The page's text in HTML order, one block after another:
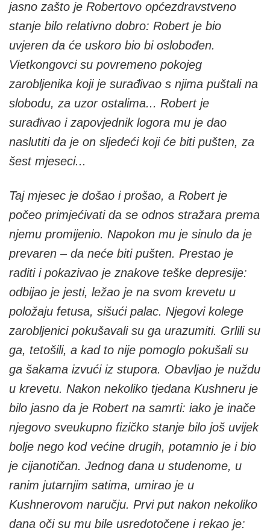
jasno zašto je Robertovo općezdravstveno
stanje bilo relativno dobro: Robert je bio
uvjeren da će uskoro bio bi oslobođen.
Vietkongovci su povremeno pokojeg
zarobljenika koji je surađivao s njima puštali na
slobodu, za uzor ostalima... Robert je
surađivao i zapovjednik logora mu je dao
naslutiti da je on sljedeći koji će biti pušten, za
šest mjeseci...
Taj mjesec je došao i prošao, a Robert je
počeo primjećivati da se odnos stražara prema
njemu promijenio. Napokon mu je sinulo da je
prevaren – da neće biti pušten. Prestao je
raditi i pokazivao je znakove teške depresije:
odbijao je jesti, ležao je na svom krevetu u
položaju fetusa, sišući palac. Njegovi kolege
zarobljenici pokušavali su ga urazumiti. Grlili su
ga, tetošili, a kad to nije pomoglo pokušali su
ga šakama izvući iz stupora. Obavljao je nuždu
u krevetu. Nakon nekoliko tjedana Kushneru je
bilo jasno da je Robert na samrti: iako je inače
njegovo sveukupno fizičko stanje bilo još uvijek
bolje nego kod većine drugih, potamnio je i bio
je cijanotičan. Jednog dana u studenome, u
ranim jutarnjim satima, umirao je u
Kushnerovom naručju. Prvi put nakon nekoliko
dana oči su mu bile usredotočene i rekao je: